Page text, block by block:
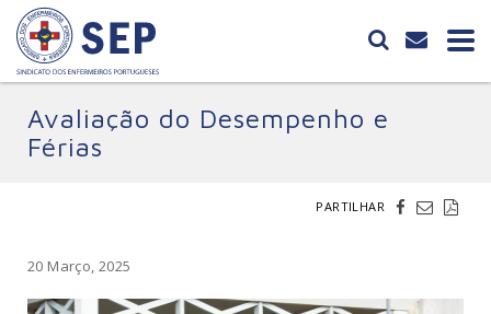
Avaliação do Desempenho e
Férias
PARTILHAR
20 Março, 2025